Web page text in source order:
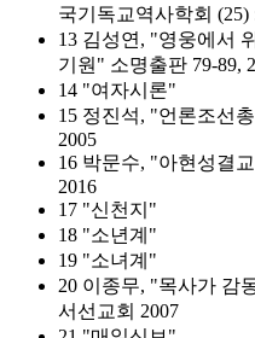
국기독교역사학회 (25)
13 김성연, "영웅에서
기원" 소명출판 79-89,
14 "여자시론"
15 정진석, "언론조선
2005
16 박문수, "아현성결
2016
17 "신천지"
18 "소년계"
19 "소녀계"
20 이종무, "목사가 감
서선교회 2007